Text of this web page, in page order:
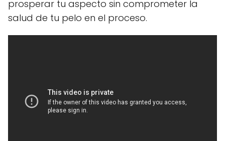
prosperar tu aspecto sin comprometer la
salud de tu pelo en el proceso.